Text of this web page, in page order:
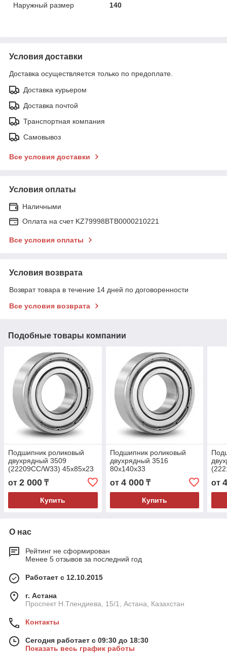
Наружный размер
140
Условия доставки
Доставка осуществляется только по предоплате.
Доставка курьером
Доставка почтой
Транспортная компания
Самовывоз
Все условия доставки
Условия оплаты
Наличными
Оплата на счет KZ79998BTB0000210221
Все условия оплаты
Условия возврата
Возврат товара в течение 14 дней по договоренности
Все условия возврата
Подобные товары компании
Подшипник роликовый
двухрядный 3509
(22209CC/W33) 45x85x23
от 2 000 ₸
Купить
Подшипник роликовый
двухрядный 3516
80x140x33
от 4 000₸
Купить
от
О нас
Рейтинг не сформирован
Менее 5 отзывов за последний год
Работает с 12.10.2015
г. Астана
Проспект Н.Тлендиева, 15/1, Астана, Казахстан
Контакты
Сегодня работает с 09:30 до 18:30
Показать весь график работы